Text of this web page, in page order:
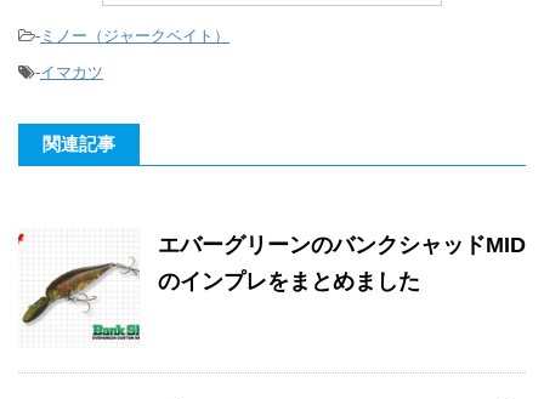
- ミノー（ジャークベイト）
-イマカツ
関連記事
エバーグリーンのバンクシャッドMID
のインプレをまとめました